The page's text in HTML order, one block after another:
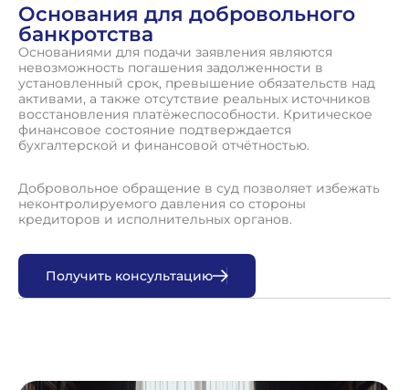
Основания для добровольного
банкротства
Основаниями для подачи заявления являются
невозможность погашения задолженности в
установленный срок, превышение обязательств над
активами, а также отсутствие реальных источников
восстановления платёжеспособности. Критическое
финансовое состояние подтверждается
бухгалтерской и финансовой отчётностью.
Добровольное обращение в суд позволяет избежать
неконтролируемого давления со стороны
кредиторов и исполнительных органов.
Получить консультацию